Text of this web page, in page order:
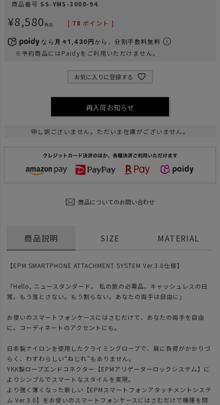
商品番号 SS-YMS-3000-94
¥8,580 税込 [ 78 ポイント ]
なら 月々1,430円 から。分割手数料無料
※予約商品にはPaidyをご利用いただけません。
お気に入りに登録する
再入荷お知らせ
申し訳ございません。ただいま在庫がございません。
商品についてのお問い合わせ
商品説明
【EPM SMARTPHONE ATTACHMENT SYSTEM Ver.3.0仕様】
「Hello, ニュースタンダード。 私の旅の必需品。キャッシュレスの日
常。もう落とさない。もう割らない。あなたの両手は自由に」
お使いのスマートフォンケースにはさむだけで、あなたの両手を自由
に。コーディネートのアクセントにも。
日本製ナイロンを使用したクライミングロープで、肩に負荷がかかりづ
らく、わずわらしい“ねじれ”もありません。
YKK製ロープエンドコネクター【EPMアリゲーターロックシステム】に
よりシンプルでスマートなスタイルを実現。
より強く薄くなった新しい【EPMスマートフォンアタッチメントシステ
ム Ver.3.0】をお使いのスマートフォンケースにはさむだけで機種を問
SIZE MATERIAL